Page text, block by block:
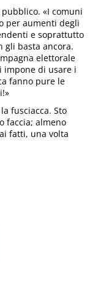
«I comuni
per aumenti degli
e soprattutto
gli basta ancora.
elettorale
impone di usare i
fanno pure le
fusciacca. Sto
faccia; almeno
fatti, una volta